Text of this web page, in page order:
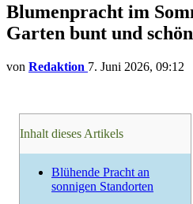
Blumenpracht im
Garten bunt und schön
von Redaktion 7. Juni 2026, 09:12
Inhalt dieses Artikels
Blühende Pracht an
sonnigen Standorten